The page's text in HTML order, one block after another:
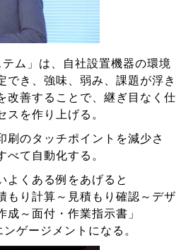
ム」は、自社設置機器の環境
でき、強味、弱み、課題が浮き
改善することで、継ぎ目なく仕
を作り上げる。
刷のタッチポイントを減少さ
て自動化する。
よくある例をあげると
もり計算～見積もり確認～デザ
～面付・作業指示書」
ゲージメントになる。